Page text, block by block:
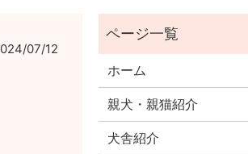
07/12
ホーム
親犬・親猫紹介
犬舎紹介